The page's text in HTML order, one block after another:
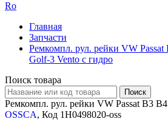
Ro
Главная
Запчасти
Ремкомпл. рул. рейки VW Passat
Golf-3 Vento с гидро
Поиск товара
Ремкомпл. рул. рейки VW Passat В3
OSSCA, Код 1H0498020-oss